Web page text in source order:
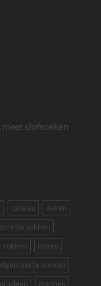
slofsokken
cadeau
deken
sokken
sokken
haken
sokken
mannen